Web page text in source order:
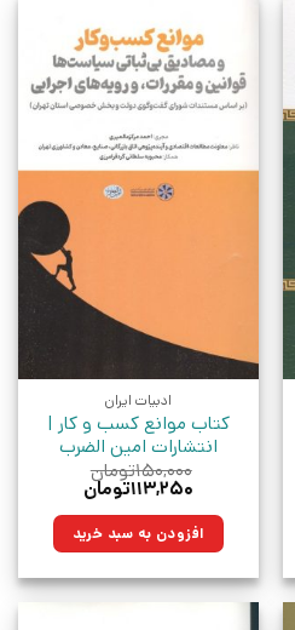
ادبیات ایران
کتاب موانع کسب و کار |
انتشارات امین الضرب
۱۵۰,۰۰۰تومان
قیمت
۱۵۰,۰۰۰تومان
بود.
۱۱۳,۲۵۰تومان
۱۱۳,۲۵۰تومان.افزودن به سبد خرید